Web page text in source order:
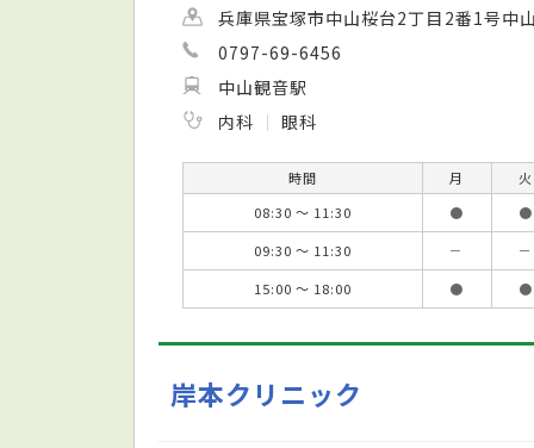
兵庫県宝塚市中山桜台2丁目2番1号中
0797-69-6456
中山観音駅
内科
眼科
時間 月
火
08:30 ～ 11:30
●
●
09:30 ～ 11:30
－
－
15:00 ～ 18:00
● ●
岸本クリニック